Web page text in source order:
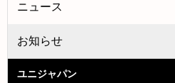
ニュース
お知らせ
ユニジャパン